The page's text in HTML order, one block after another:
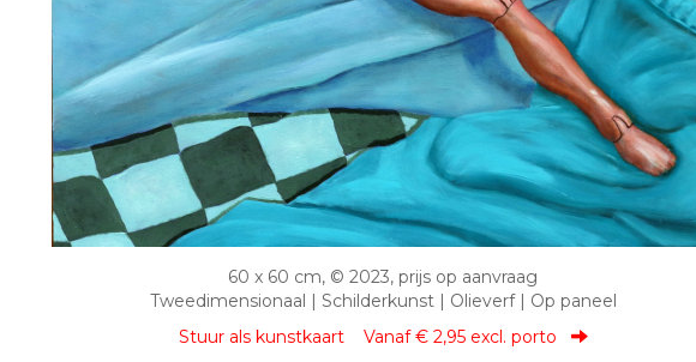
60 x 60 cm, © 2023, prijs op aanvraag
Tweedimensionaal | Schilderkunst | Olieverf | Op paneel
Stuur als kunstkaart Vanaf € 2,95 excl. porto